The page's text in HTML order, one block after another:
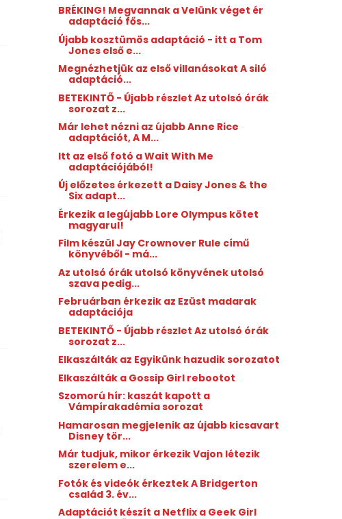
BRÉKING! Megvannak a Velünk véget ér
adaptáció fős...
Újabb kosztümös adaptáció - itt a Tom
Jones első e...
Megnézhetjük az első villanásokat A siló
adaptáció...
BETEKINTŐ - Újabb részlet Az utolsó órák
sorozat z...
Már lehet nézni az újabb Anne Rice
adaptációt, A M...
Itt az első fotó a Wait With Me
adaptációjából!
Új előzetes érkezett a Daisy Jones & the
Six adapt...
Érkezik a legújabb Lore Olympus kötet
magyarul!
Film készül Jay Crownover Rule című
könyvéből - má...
Az utolsó órák utolsó könyvének utolsó
szava pedig...
Februárban érkezik az Ezüst ​madarak
adaptációja
BETEKINTŐ - Újabb részlet Az utolsó órák
sorozat z...
Elkaszálták az Egyikünk hazudik sorozatot
Elkaszálták a Gossip Girl rebootot
Szomorú hír: kaszát kapott a
Vámpírakadémia sorozat
Hamarosan megjelenik az újabb kicsavart
Disney tör...
Már tudjuk, mikor érkezik Vajon létezik
szerelem e...
Fotók és videók érkeztek A Bridgerton
család 3. év...
Adaptációt készít a Netflix a Geek Girl